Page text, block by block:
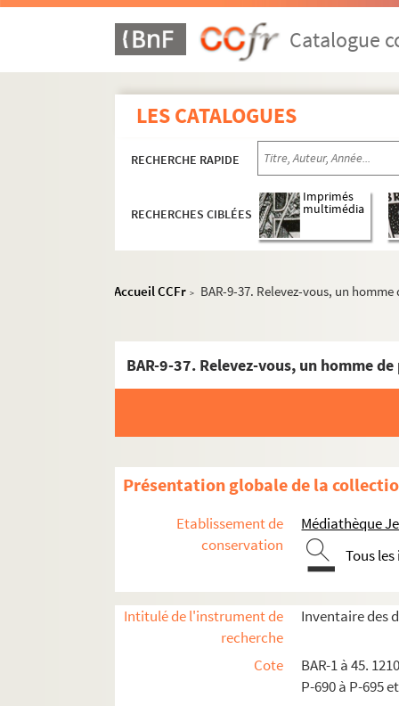
Catalogue
LES CATALOGUES
RECHERCHE RAPIDE
RECHERCHES CIBLÉES
Imprimés
multimédia
Accueil CCFr > BAR-9-37. Relevez-vous, un homme
BAR-9-37. Relevez-vous, un homme
Présentation globale de la
Etablissement de
conservation
Médiathèque
Tous
Intitulé de l'instrument de
recherche
Inventaire des
Cote
BAR-1 à 45.
P-690 à P-695
Alfred le Petit ou A.L.P
Lewis
Mailly
Marcia
Mathis
ME
Millet, Albert
Monbart
Mordret
Nérac
Nix
Patrioty
L. Paul
Pealardy et Grandperret
Pilotell
Actualités
BAR-9-25 à 26. Dieu protège la